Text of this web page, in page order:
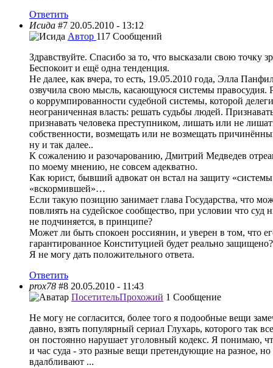
Ответить
Исида #7 20.05.2010 - 13:12
Автор 117 Сообщений
Здравствуйте. Спасибо за то, что высказали свою точку
Беспокоит и ещё одна тенденция.
Не далее, как вчера, то есть, 19.05.2010 года, Элла
озвучила свою мысль, касающуюся системы правосудия.
о коррумпированности судебной системы, которой
неограниченная власть: решать судьбы людей.
признавать человека преступником, лишать или не
собственности, возмещать или не возмещать
ну и так далее..
К сожалению и разочарованию, Дмитрий Медведев
по моему мнению, не совсем адекватно.
Как юрист, бывший адвокат он встал на защиту
«вскормившей»…
Если такую позицию занимает глава Государства, что
повлиять на судейское сообщество, при условии что суд
не подчиняется, в принципе?
Может ли быть спокоен россиянин, и уверен в том, что
гарантированное Конституцией будет реально защищено?
Я не могу дать положительного ответа.
Ответить
prox78 #8 20.05.2010 - 11:43
ПосетительПрохожий 1 Сообщение
Не могу не согласится, более того я подообные вещи
давно, взять популярный сериал Глухарь, которого так
он постоянно нарушает уголовный кодекс. Я понимаю,
и час суда - это разные вещи претендующие на разное, но
вдалбливают ...